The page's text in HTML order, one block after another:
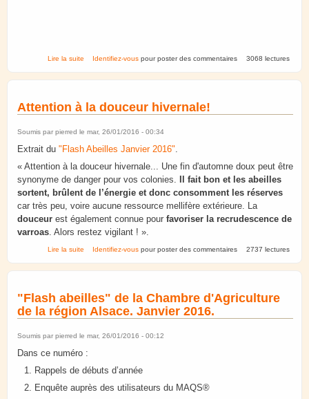
Lire la suite de La commune de Fergersheim renouvelle son partenariat au
Identifiez-vous pour poster des commentaires 3068 lectures
Attention à la douceur hivernale!
Soumis par pierred le mar, 26/01/2016 - 00:34
Extrait du "Flash Abeilles Janvier 2016".
« Attention à la douceur hivernale... Une fin d'automne doux peut être
synonyme de danger pour vos colonies. Il fait bon et les abeilles
sortent, brûlent de l’énergie et donc consomment les réserves
car très peu, voire aucune ressource mellifère extérieure. La
douceur est également connue pour favoriser la recrudescence de
varroas. Alors restez vigilant ! ».
Lire la suite de Attention à la douceur hivernale!
Identifiez-vous pour poster des commentaires 2737 lectures
"Flash abeilles" de la Chambre d'Agriculture
de la région Alsace. Janvier 2016.
Soumis par pierred le mar, 26/01/2016 - 00:12
Dans ce numéro :
Rappels de débuts d’année
Enquête auprès des utilisateurs du MAQS®